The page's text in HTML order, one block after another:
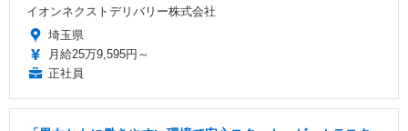
イオンネクストデリバリー株式会社
埼玉県
月給25万9,595円～
正社員